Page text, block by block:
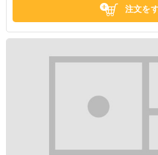
注文を